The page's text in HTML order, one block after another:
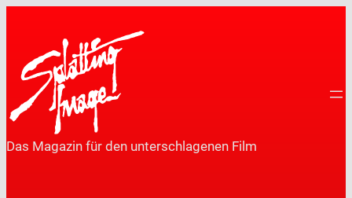
Das Magazin für den unterschlagenen Film